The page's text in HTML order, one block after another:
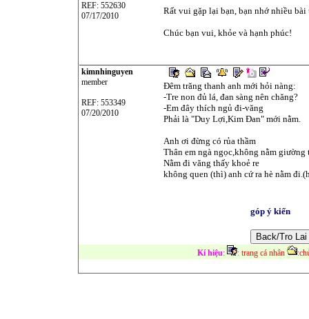
REF: 552630
07/17/2010
Rất vui gặp lại bạn, bạn nhớ nhiều bài
Chúc bạn vui, khỏe và hạnh phúc!
kimnhinguyen
member
REF: 553349
07/20/2010
Đêm trăng thanh anh mới hỏi nàng:
-Tre non đủ lá, đan sàng nên chăng?
-Em đây thích ngủ đi-văng
Phải là "Duy Lợi,Kim Đan" mới nằm.
Anh ơi đừng có rủa thầm
Thân em ngà ngọc,không nằm giường
Nằm đi văng thấy khoẻ re
không quen (thì) anh cứ ra hè nằm
góp ý kiến
Kí hiệu: : trang cá nhân :